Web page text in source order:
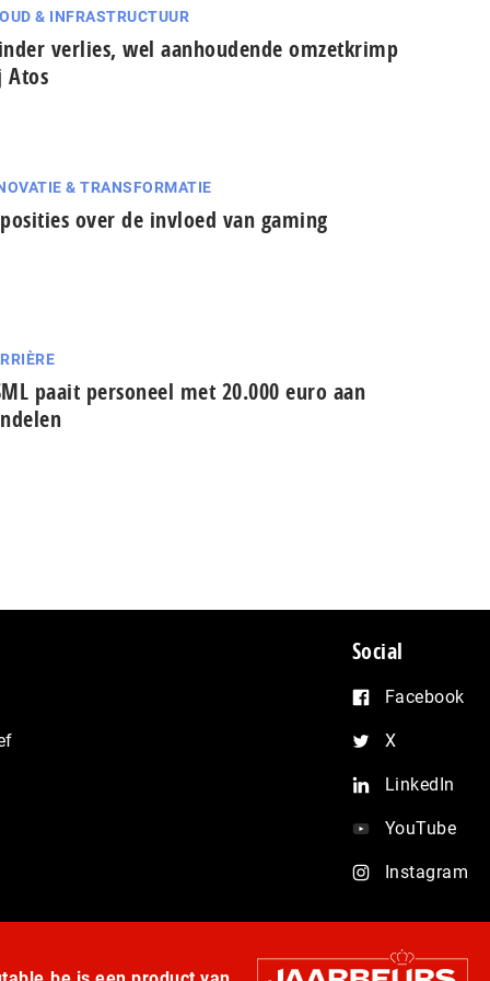
& INFRASTRUCTUUR
verlies, wel aanhoudende omzetkrimp
Atos
& TRANSFORMATIE
over de invloed van gaming
paait personeel met 20.000 euro aan
Social
Facebook
X
LinkedIn
YouTube
Instagram